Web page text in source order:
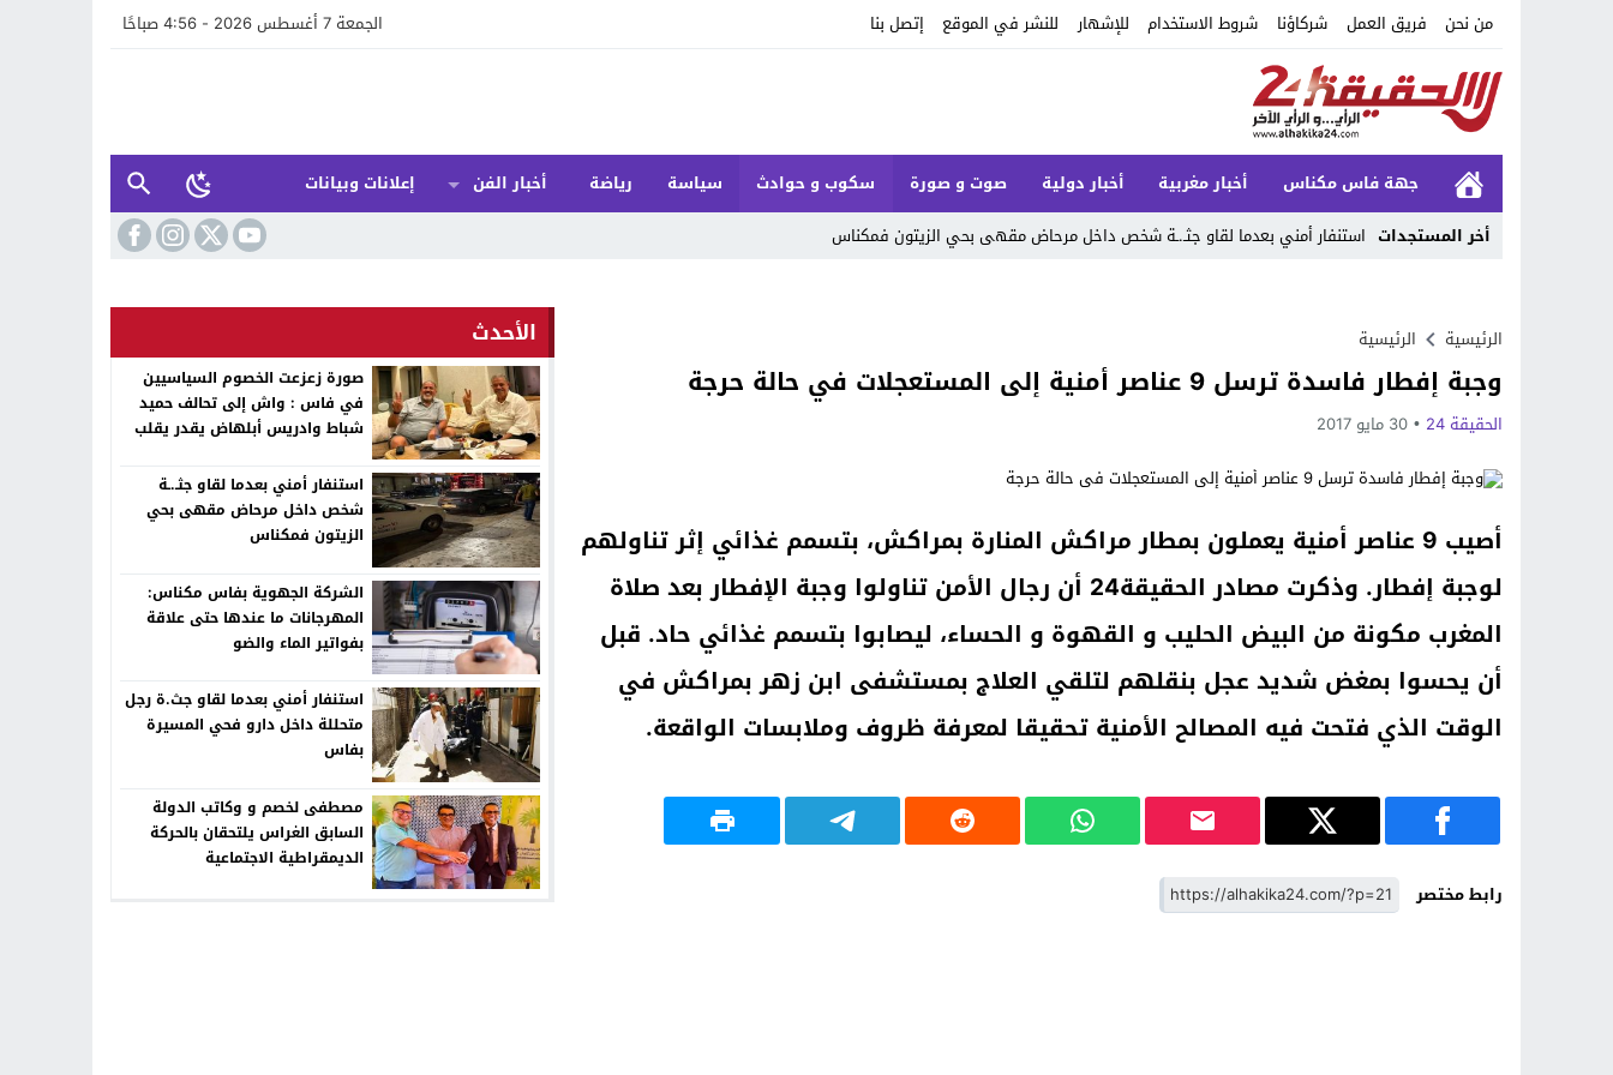
من نحن فريق العمل شركاؤنا شروط الاستخدام للإشهار للنشر في الموقع إتصل بنا الجمعة 7 أغسطس 2026 - 4:56 صباحًا
جهة فاس مكناس أخبار مغربية أخبار دولية صوت و صورة سكوب و حوادث سياسة رياضة أخبار الفن
إعلانات وبيانات
أخر المستجدات استنفار أمني بعدما لقاو جثـ.ـة شخص داخل مرحاض مقهى بحي الزيتون فمكناس
Previous
Next
الرئيسية الرئيسية
وجبة إفطار فاسدة ترسل 9 عناصر أمنية إلى المستعجلات في حالة حرجة
الحقيقة 24 30 مايو 2017
أصيب 9 عناصر أمنية يعملون بمطار مراكش المنارة بمراكش، بتسمم غذائي إثر تناولهم
لوجبة إفطار. وذكرت مصادر الحقيقة24 أن رجال الأمن تناولوا وجبة الإفطار بعد صلاة
المغرب مكونة من البيض الحليب و القهوة و الحساء، ليصابوا بتسمم غذائي حاد. قبل
أن يحسوا بمغض شديد عجل بنقلهم لتلقي العلاج بمستشفى ابن زهر بمراكش في
الوقت الذي فتحت فيه المصالح الأمنية تحقيقا لمعرفة ظروف وملابسات الواقعة.
رابط مختصر
الأحدث
صورة زعزعت الخصوم السياسيين
في فاس : واش إلى تحالف حميد
شباط وادريس أبلهاض يقدر يقلب
استنفار أمني بعدما لقاو جثـ.ـة
شخص داخل مرحاض مقهى بحي
الزيتون فمكناس
الشركة الجهوية بفاس مكناس:
المهرجانات ما عندها حتى علاقة
بفواتير الماء والضو
استنفار أمني بعدما لقاو جث.ة رجل
متحللة داخل دارو فحي المسيرة
بفاس
مصطفى لخصم و وكاتب الدولة
السابق الغراس يلتحقان بالحركة
الديمقراطية الاجتماعية